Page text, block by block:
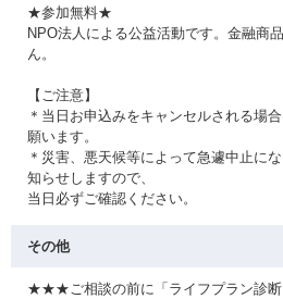
★参加無料★
NPO法人による公益活動です。金融商
ん。
【ご注意】
＊当日お申込みをキャンセルされる場
願います。
＊災害、悪天候等によって急遽中止に
知らせしますので、
当日必ずご確認ください。
その他
★★★ご相談の前に「ライフプラン診